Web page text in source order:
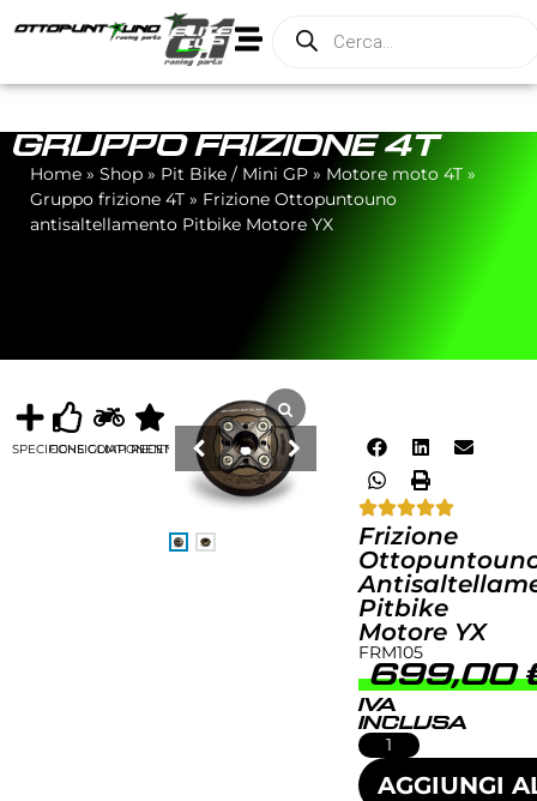
GRUPPO FRIZIONE 4T
Home » Shop » Pit Bike / Mini GP » Motore moto 4T »
Gruppo frizione 4T » Frizione Ottopuntouno
antisaltellamento Pitbike Motore YX
SPECIFICHECONSIGLIATICOMPONENTIRECENSIONI
Frizione
Pitbike
Motore YX
FRM105
699,00
IVA
INCLUSA
AGGIUNGI